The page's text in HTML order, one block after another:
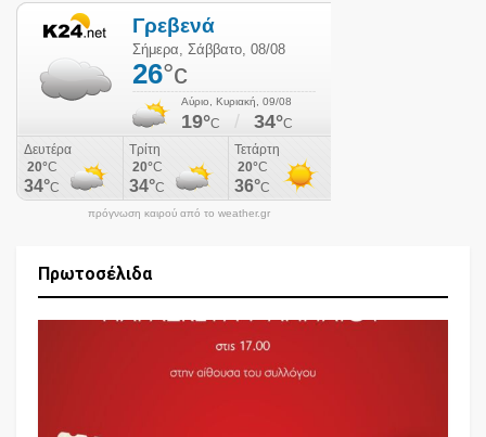
πρόγνωση καιρού από το weather.gr
Πρωτοσέλιδα